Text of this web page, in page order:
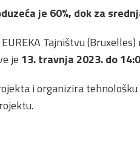
je 60%, dok za
Tajništvu
je 13. travnja 2023. do
i organizira tehnološku